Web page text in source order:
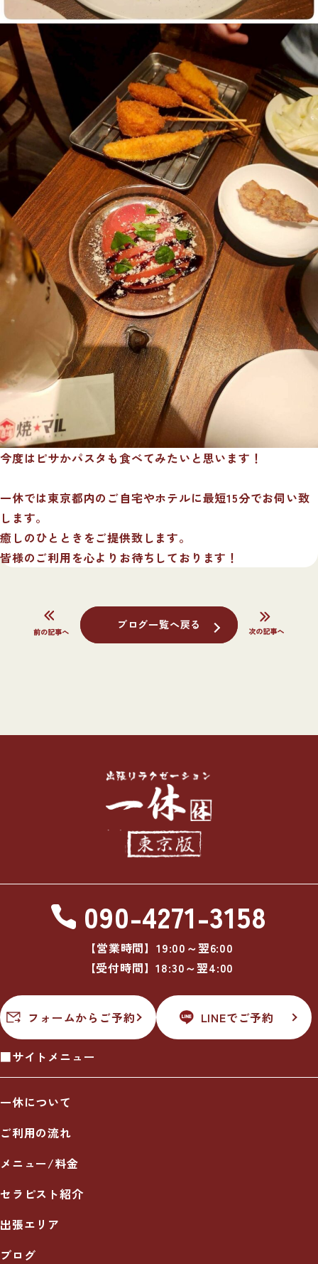
今度はピサかパスタも食べてみたいと思います！
一休では東京都内のご自宅やホテルに最短15分でお伺い致
します。
癒しのひとときをご提供致します。
皆様のご利用を心よりお待ちしております！
ブログ一覧へ戻る
090-4271-3158
【営業時間】19:00～翌6:00
【受付時間】18:30～翌4:00
フォームからご予約 LINEでご予約
■サイトメニュー
一休について
ご利用の流れ
メニュー/料金
セラピスト紹介
出張エリア
ブログ